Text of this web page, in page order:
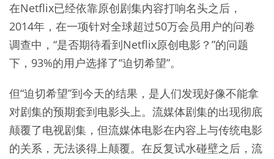
在Netflix已经依靠原创剧集内容打响名头之后，
2014年，在一项针对全球超过50万会员用户的问卷
调查中，“是否期待看到Netflix原创电影？”的问题
下，93%的用户选择了“迫切希望”。
但“迫切希望”到今天的结果，是人们发现好像不能拿
对剧集的预期套到电影头上。流媒体剧集的出现彻底
颠覆了电视剧集，但流媒体电影在内容上与传统电影
的关系，无法谈得上颠覆。在反复试水碰壁之后，流